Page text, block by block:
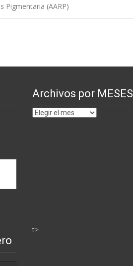
Pigmentaria (AARP)
Archivos por MESES
Archivos
t>